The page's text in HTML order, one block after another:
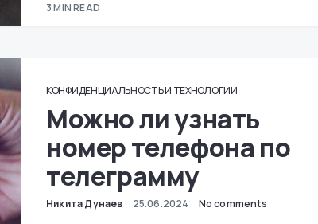
3 MIN READ
КОНФИДЕНЦИАЛЬНОСТЬ И ТЕХНОЛОГИИ
Можно ли узнать
номер телефона по
телеграмму
Никита Дунаев 25.06.2024 No comments